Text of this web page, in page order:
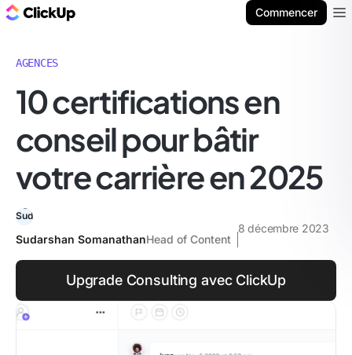
Commencer
AGENCES
10 certifications en
conseil pour bâtir
votre carrière en 2025
Sudarshan SomanathanHead of Content
8 décembre 2023
Upgrade Consulting avec ClickUp